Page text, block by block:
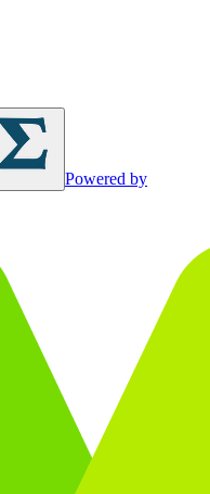
Powered by